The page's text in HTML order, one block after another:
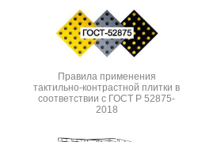
Правила применения
тактильно-контрастной плитки в
соответствии с ГОСТ Р 52875-
2018